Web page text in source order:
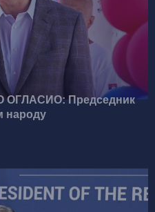
Председник
народу